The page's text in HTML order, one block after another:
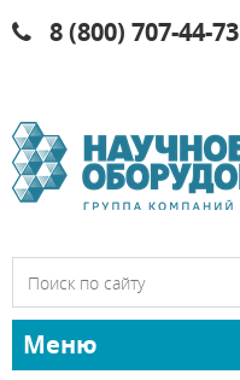
8 (800) 707-44-73
Меню